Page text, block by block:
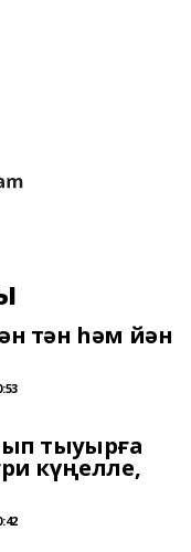
тән һәм йән
тыуырға
күңелле,